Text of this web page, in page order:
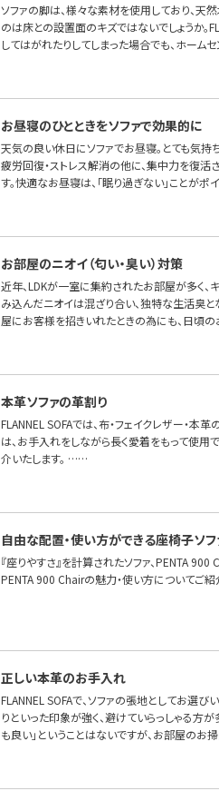
ソファの脚は、様々な素材を使用しており、天
のは床との設置面のキズではないでしょうか。
してはがれたりしてしまった場合でも、ホーム
お昼寝のひとときをソファで効果的に
天気の良い休日にソファでお昼寝。とても気持
疲労回復・ストレス解消の他に、集中力を復活さ
す。快適なお昼寝は、「眠り過ぎない」ことがポ
お部屋のニオイ（匂い・臭い）対策
近年、LDKが一室に集約されたお部屋が多く、
み込んだニオイは混ざり合い、独特な生活臭と
屋にお客様を招きいれたときの為にも、日頃
本革ソファの革割り
FLANNEL SOFAでは、布・フェイクレザー・本
は、お手入れをしながら長く愛着をもって使用
介いたします。 ……
自由な配置・使い方ができる座椅子ソフ
『座りやすさ』を計算されたソファ、PENTA
PENTA 900 Chairの魅力・使い方についてご
正しい本革のお手入れ
FLANNEL SOFAで、ソファの張地としてお選び
りといった印象が強く、避けていらっしゃる方
も良い」ということはないですが、お部屋の